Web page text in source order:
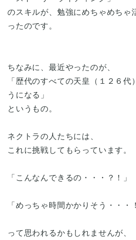
のスキルが、勉強にめちゃめちゃ
ったのです。
ちなみに、最近やったのが、
「歴代のすべての天皇（１２６代
うになる」
というもの。
ネクトラの人たちには、
これに挑戦してもらっています。
「こんなんできるの・・・？！」
「めっちゃ時間かかりそう・・・
って思われるかもしれませんが、